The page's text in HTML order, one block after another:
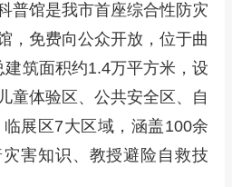
普馆是我市首座综合性防灾
，免费向公众开放，位于曲
筑面积约1.4万平方米，设
童体验区、公共安全区、自
展区7大区域，涵盖100余
害知识、教授避险自救技